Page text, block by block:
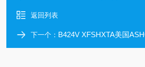
返回列表
下一个： B424V XFSHXTA美国